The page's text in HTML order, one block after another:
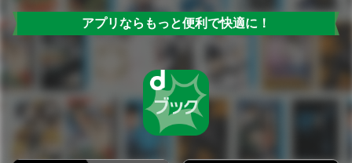
アプリならもっと便利で快適に！